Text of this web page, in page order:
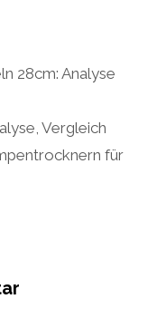
28cm: Analyse
Vergleich
für